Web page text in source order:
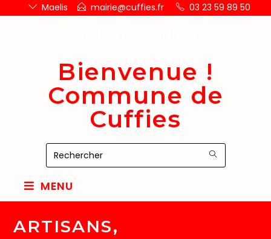
Maelis mairie@cuffies.fr 03 23 59 89 50
Bienvenue !
Commune de
Cuffies
MENU
ARTISANS,